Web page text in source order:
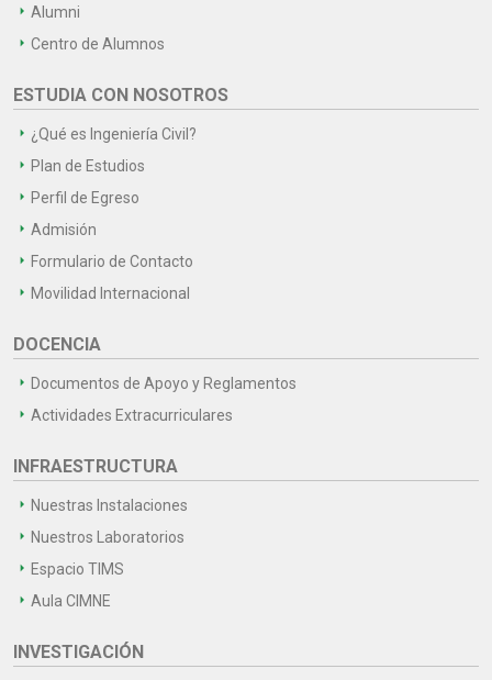
Alumni
Centro de Alumnos
ESTUDIA CON NOSOTROS
¿Qué es Ingeniería Civil?
Plan de Estudios
Perfil de Egreso
Admisión
Formulario de Contacto
Movilidad Internacional
DOCENCIA
Documentos de Apoyo y Reglamentos
Actividades Extracurriculares
INFRAESTRUCTURA
Nuestras Instalaciones
Nuestros Laboratorios
Espacio TIMS
Aula CIMNE
INVESTIGACIÓN